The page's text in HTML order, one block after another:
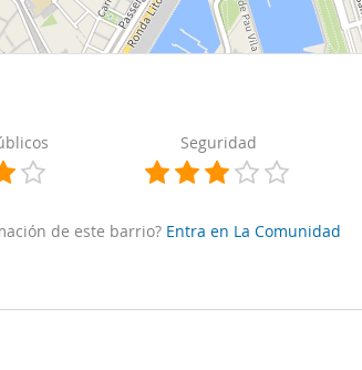
Seguridad
de este barrio? Entra en La Comunidad